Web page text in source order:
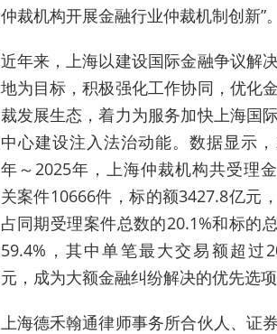
仲裁机构开展金融行业仲裁机制创新”。
近年来，上海以建设国际金融争议解
地为目标，积极强化工作协同，优化
裁发展生态，着力为服务加快上海国
中心建设注入法治动能。数据显示，
年～2025年，上海仲裁机构共受理
关案件10666件，标的额3427.8亿元
占同期受理案件总数的20.1%和标的
59.4%，其中单笔最大交易额超过
元，成为大额金融纠纷解决的优先选项
上海德禾翰通律师事务所合伙人、证